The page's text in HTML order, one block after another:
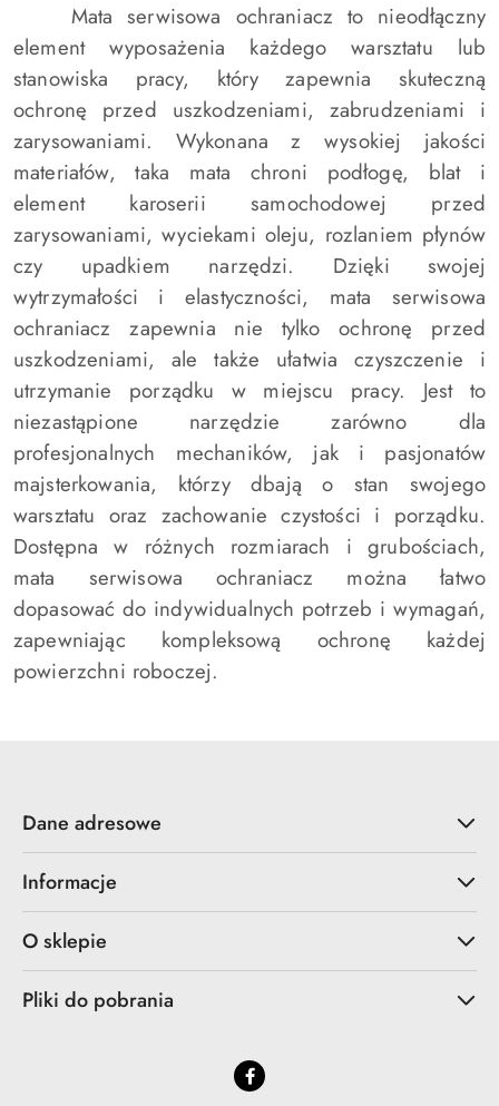
Mata serwisowa ochraniacz to nieodłączny
element wyposażenia każdego warsztatu lub
stanowiska pracy, który zapewnia skuteczną
ochronę przed uszkodzeniami, zabrudzeniami i
zarysowaniami. Wykonana z wysokiej jakości
materiałów, taka mata chroni podłogę, blat i
element karoserii samochodowej przed
zarysowaniami, wyciekami oleju, rozlaniem płynów
czy upadkiem narzędzi. Dzięki swojej
wytrzymałości i elastyczności, mata serwisowa
ochraniacz zapewnia nie tylko ochronę przed
uszkodzeniami, ale także ułatwia czyszczenie i
utrzymanie porządku w miejscu pracy. Jest to
niezastąpione narzędzie zarówno dla
profesjonalnych mechaników, jak i pasjonatów
majsterkowania, którzy dbają o stan swojego
warsztatu oraz zachowanie czystości i porządku.
Dostępna w różnych rozmiarach i grubościach,
mata serwisowa ochraniacz można łatwo
dopasować do indywidualnych potrzeb i wymagań,
zapewniając kompleksową ochronę każdej
powierzchni roboczej.
Dane adresowe
Informacje
O sklepie
Pliki do pobrania